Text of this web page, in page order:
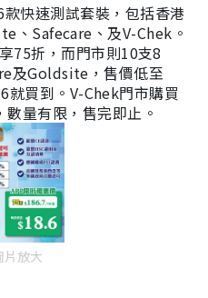
快速測試套裝，包括香港
、Safecare、及V-Chek。
75折，而門市則10支8
及Goldsite，售價低至
就買到。V-Chek門市購買
量有限，售完即止。
片放大